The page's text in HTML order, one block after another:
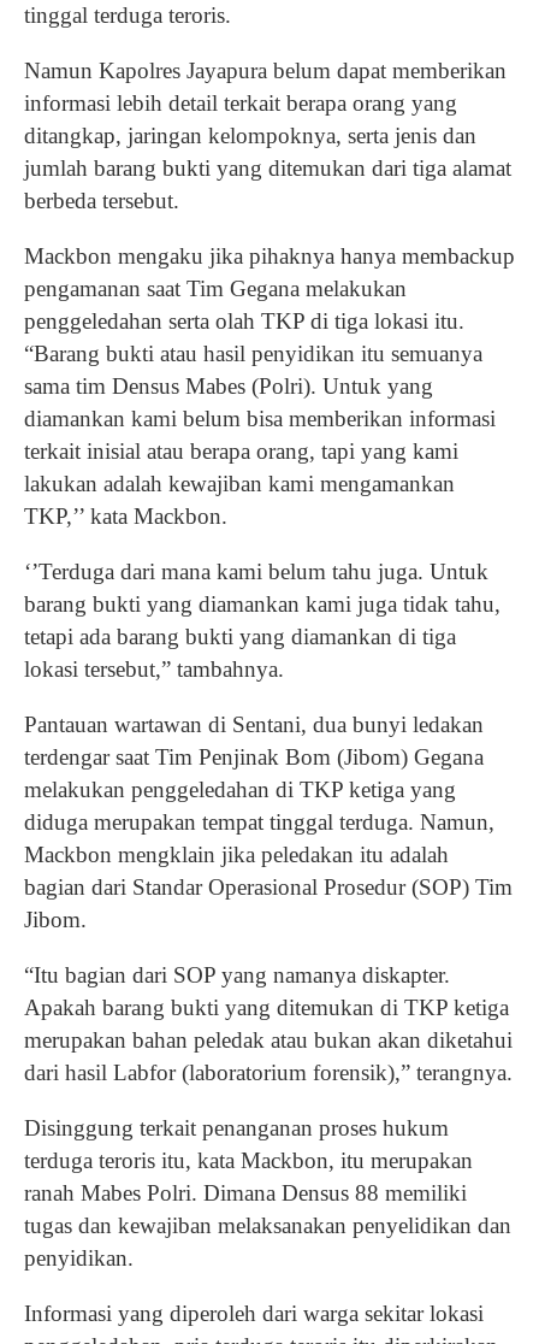
tinggal terduga teroris.
Namun Kapolres Jayapura belum dapat memberikan
informasi lebih detail terkait berapa orang yang
ditangkap, jaringan kelompoknya, serta jenis dan
jumlah barang bukti yang ditemukan dari tiga alamat
berbeda tersebut.
Mackbon mengaku jika pihaknya hanya membackup
pengamanan saat Tim Gegana melakukan
penggeledahan serta olah TKP di tiga lokasi itu.
“Barang bukti atau hasil penyidikan itu semuanya
sama tim Densus Mabes (Polri). Untuk yang
diamankan kami belum bisa memberikan informasi
terkait inisial atau berapa orang, tapi yang kami
lakukan adalah kewajiban kami mengamankan
TKP,’’ kata Mackbon.
‘’Terduga dari mana kami belum tahu juga. Untuk
barang bukti yang diamankan kami juga tidak tahu,
tetapi ada barang bukti yang diamankan di tiga
lokasi tersebut,” tambahnya.
Pantauan wartawan di Sentani, dua bunyi ledakan
terdengar saat Tim Penjinak Bom (Jibom) Gegana
melakukan penggeledahan di TKP ketiga yang
diduga merupakan tempat tinggal terduga. Namun,
Mackbon mengklain jika peledakan itu adalah
bagian dari Standar Operasional Prosedur (SOP) Tim
Jibom.
“Itu bagian dari SOP yang namanya diskapter.
Apakah barang bukti yang ditemukan di TKP ketiga
merupakan bahan peledak atau bukan akan diketahui
dari hasil Labfor (laboratorium forensik),” terangnya.
Disinggung terkait penanganan proses hukum
terduga teroris itu, kata Mackbon, itu merupakan
ranah Mabes Polri. Dimana Densus 88 memiliki
tugas dan kewajiban melaksanakan penyelidikan dan
penyidikan.
Informasi yang diperoleh dari warga sekitar lokasi